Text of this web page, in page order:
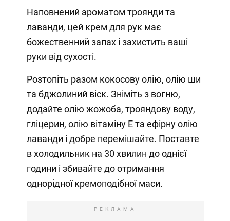
Наповнений ароматом троянди та
лаванди, цей крем для рук має
божественний запах і захистить ваші
руки від сухості.
Розтопіть разом кокосову олію, олію ши
та бджолиний віск. Зніміть з вогню,
додайте олію жожоба, трояндову воду,
гліцерин, олію вітаміну Е та ефірну олію
лаванди і добре перемішайте. Поставте
в холодильник на 30 хвилин до однієї
години і збивайте до отримання
однорідної кремоподібної маси.
РЕКЛАМА